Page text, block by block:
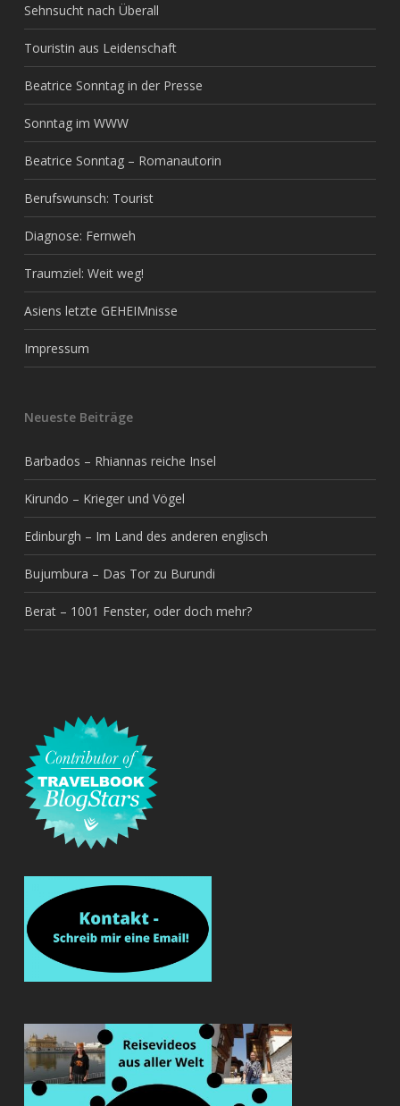
Sehnsucht nach Überall
Touristin aus Leidenschaft
Beatrice Sonntag in der Presse
Sonntag im WWW
Beatrice Sonntag – Romanautorin
Berufswunsch: Tourist
Diagnose: Fernweh
Traumziel: Weit weg!
Asiens letzte GEHEIMnisse
Impressum
Neueste Beiträge
Barbados – Rhiannas reiche Insel
Kirundo – Krieger und Vögel
Edinburgh – Im Land des anderen englisch
Bujumbura – Das Tor zu Burundi
Berat – 1001 Fenster, oder doch mehr?